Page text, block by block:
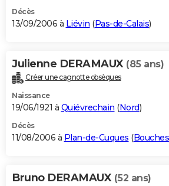
Décès
13/09/2006 à Liévin (Pas-de-Calais)
Julienne DERAMAUX (85 ans)
Créer une cagnotte obsèques
Naissance
19/06/1921 à Quiévrechain (Nord)
Décès
11/08/2006 à Plan-de-Cuques (
Bruno DERAMAUX (52 ans)